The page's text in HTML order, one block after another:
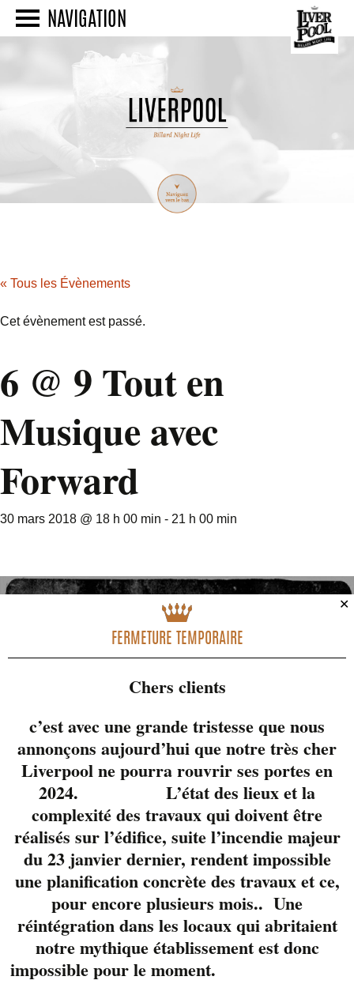
NAVIGATION
« Tous les Évènements
Cet évènement est passé.
6 @ 9 Tout en
Musique avec
Forward
30 mars 2018 @ 18 h 00 min - 21 h 00 min
Forward c’est Dave
✕
FERMETURE TEMPORAIRE
Chers clients
c’est avec une grande tristesse que nous
annonçons aujourd’hui que notre très cher
Liverpool ne pourra rouvrir ses portes en
2024. L’état des lieux et la
complexité des travaux qui doivent être
réalisés sur l’édifice, suite l’incendie majeur
du 23 janvier dernier, rendent impossible
une planification concrète des travaux et ce,
pour encore plusieurs mois.. Une
réintégration dans les locaux qui abritaient
notre mythique établissement est donc
impossible pour le moment.